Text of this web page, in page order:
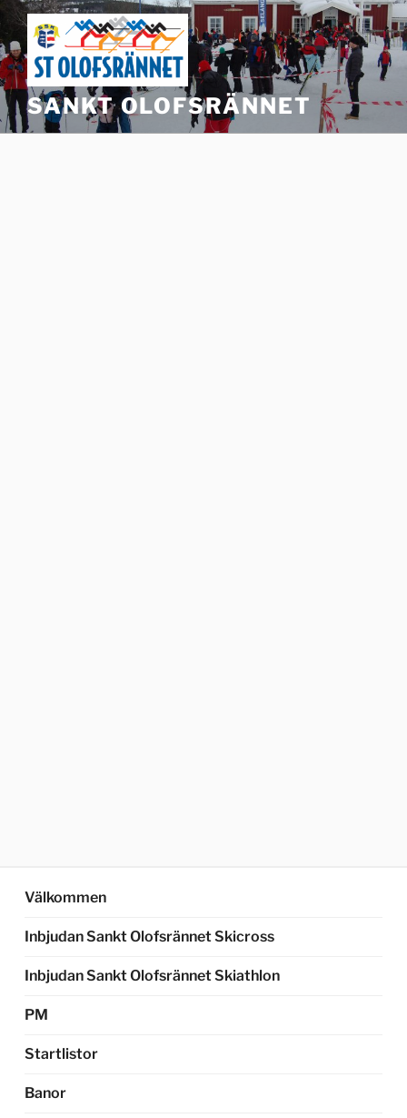
Hoppa
till
innehåll
SANKT OLOFSRÄNNET
Välkommen
Inbjudan Sankt Olofsrännet Skicross
Inbjudan Sankt Olofsrännet Skiathlon
PM
Startlistor
Banor